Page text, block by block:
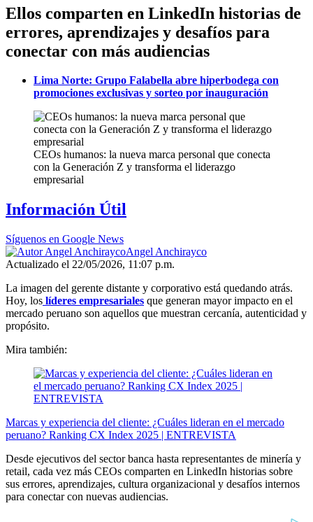
Ellos comparten en LinkedIn historias de
errores, aprendizajes y desafíos para
conectar con más audiencias
Lima Norte: Grupo Falabella abre hiperbodega con
promociones exclusivas y sorteo por inauguración
CEOs humanos: la nueva marca personal que conecta
con la Generación Z y transforma el liderazgo
empresarial
Información Útil
Síguenos en Google News
Angel Anchirayco
Actualizado el 22/05/2026, 11:07 p.m.
La imagen del gerente distante y corporativo está quedando atrás.
Hoy, los líderes empresariales que generan mayor impacto en el
mercado peruano son aquellos que muestran cercanía, autenticidad y
propósito.
Mira también:
Marcas y experiencia del cliente: ¿Cuáles lideran en el mercado
peruano? Ranking CX Index 2025 | ENTREVISTA
Desde ejecutivos del sector banca hasta representantes de minería y
retail, cada vez más CEOs comparten en LinkedIn historias sobre
sus errores, aprendizajes, cultura organizacional y desafíos internos
para conectar con nuevas audiencias.